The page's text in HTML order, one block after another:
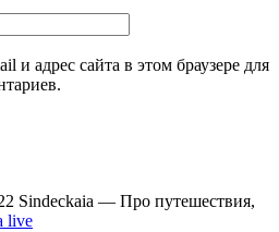
и адрес сайта в этом браузере для
Sindeckaia — Про путешествия,
live